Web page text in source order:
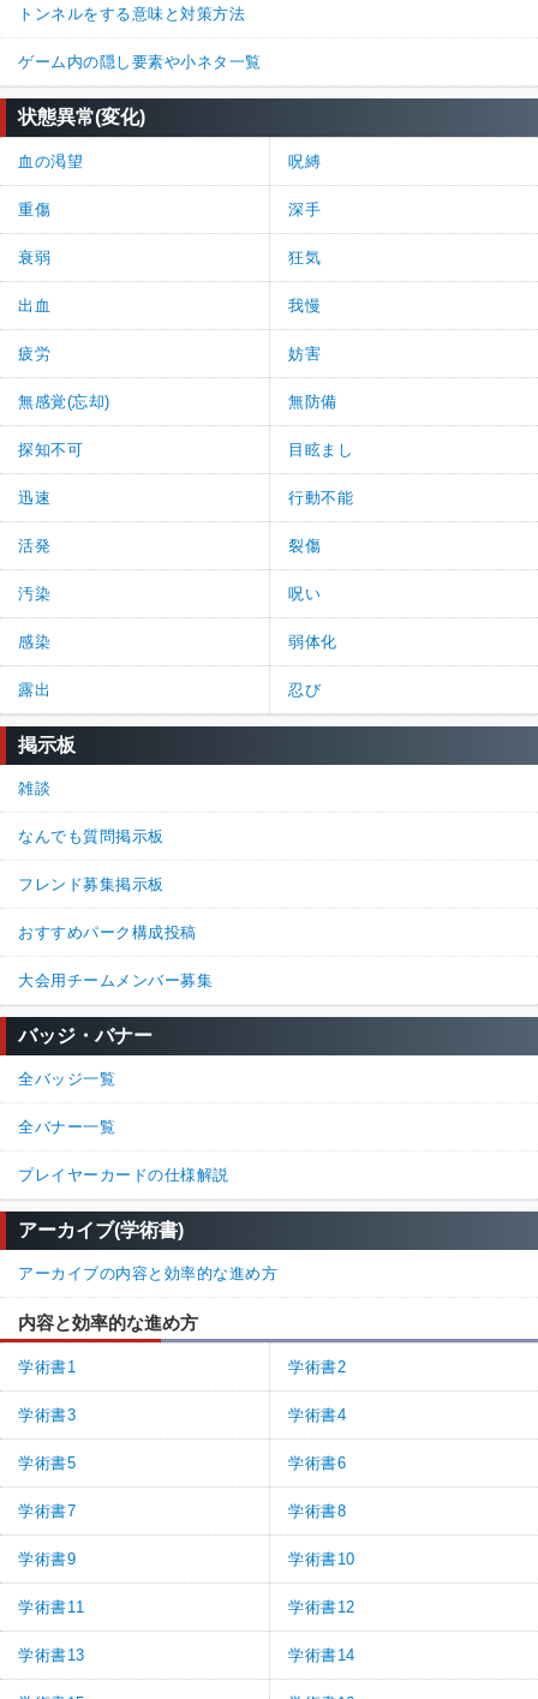
トンネルをする意味と対策方法
ゲーム内の隠し要素や小ネタ一覧
状態異常(変化)
血の渇望 呪縛
重傷 深手
衰弱 狂気
出血 我慢
疲労 妨害
無感覚(忘却) 無防備
探知不可 目眩まし
迅速 行動不能
活発 裂傷
汚染 呪い
感染 弱体化
露出 忍び
掲示板
雑談
なんでも質問掲示板
フレンド募集掲示板
おすすめパーク構成投稿
大会用チームメンバー募集
バッジ・バナー
全バッジ一覧
全バナー一覧
プレイヤーカードの仕様解説
アーカイブ(学術書)
アーカイブの内容と効率的な進め方
内容と効率的な進め方
学術書1 学術書2
学術書3 学術書4
学術書5 学術書6
学術書7 学術書8
学術書9 学術書10
学術書11 学術書12
学術書13 学術書14